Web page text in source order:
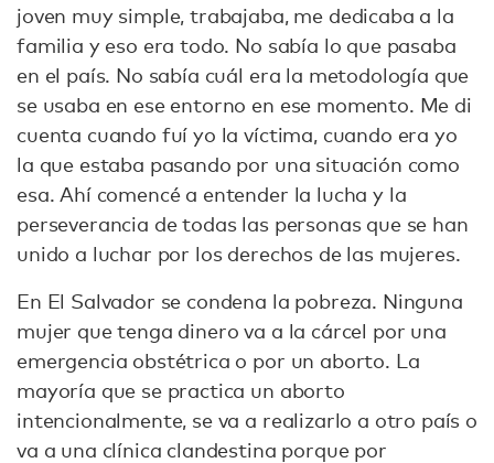
joven muy simple, trabajaba, me dedicaba a la
familia y eso era todo. No sabía lo que pasaba
en el país. No sabía cuál era la metodología que
se usaba en ese entorno en ese momento. Me di
cuenta cuando fuí yo la víctima, cuando era yo
la que estaba pasando por una situación como
esa. Ahí comencé a entender la lucha y la
perseverancia de todas las personas que se han
unido a luchar por los derechos de las mujeres.
En El Salvador se condena la pobreza. Ninguna
mujer que tenga dinero va a la cárcel por una
emergencia obstétrica o por un aborto. La
mayoría que se practica un aborto
intencionalmente, se va a realizarlo a otro país o
va a una clínica clandestina porque por